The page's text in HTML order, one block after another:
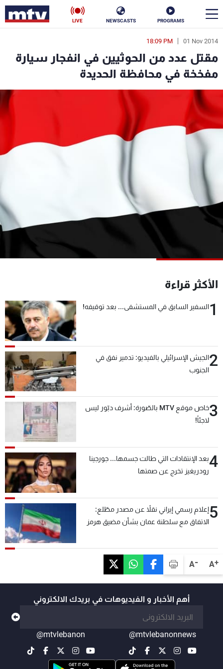
PROGRAMS
NEWSCASTS
LIVE
A+
A-
01 Nov 2014
18:09 PM
مقتل عدد من الحوثيين في انفجار سيارة
مفخخة في محافظة الحديدة
الأكثر قراءة
1السفير السابق في المستشفى... بعد توقيفه!
2الجيش الإسرائيلي بالفيديو: تدمير نفق في
الجنوب
3
خاص موقع MTV بالصّورة: أشرف دبّور ليس
لاجئاً!
4بعد الإنتقادات التي طالت جسمها... جورجينا
رودريغيز تخرج عن صمتها
5إعلام رسمي إيراني نقلاً عن مصدر مطّلع:
الاتفاق مع سلطنة عمان بشأن مضيق هرمز
أهم الأخبار و الفيديوهات في بريدك الالكتروني
@mtvlebanonnews
@mtvlebanon
en
الأخبار
سياسة ناس
إقتصاد
منوعات رياضة
كأس العالم
البرامج
جدول البرامج
عن MTV
الإنـتـاج
شروط الإسـتخدام
سياسة الخصوصية